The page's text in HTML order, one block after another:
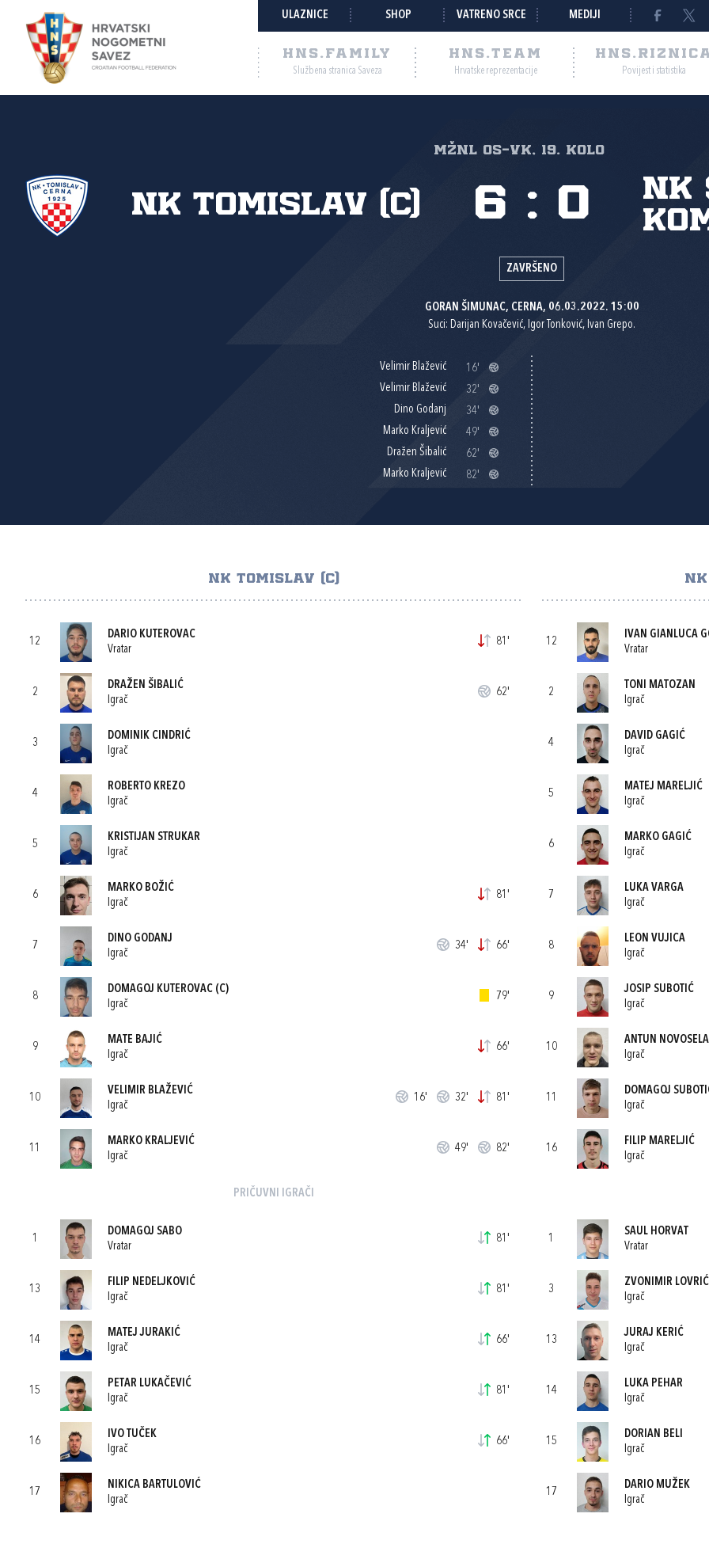
ULAZNICE SHOP VATRENO SRCE MEDIJI
HNS.FAMILY
Službena stranica Saveza
HNS.TEAM
Hrvatske reprezentacije Povijest i statistika
MŽNL Os-Vk, 19. kolo
NK Tomislav (C)
NK
6 : 0
ZAVRŠENO
GORAN ŠIMUNAC, CERNA, 06.03.2022. 15:00
Suci: Darijan Kovačević, Igor Tonković, Ivan Grepo.
Velimir Blažević
16'
Velimir Blažević
32'
Dino Godanj
34'
Marko Kraljević
49'
Dražen Šibalić
62'
Marko Kraljević
82'
NK TOMISLAV (C)
12
DARIO KUTEROVAC
Vratar
81'
2
DRAŽEN ŠIBALIĆ
Igrač
62'
3
DOMINIK CINDRIĆ
Igrač
4
ROBERTO KREZO
Igrač
5
KRISTIJAN STRUKAR
Igrač
6
MARKO BOŽIĆ
Igrač
81'
7
DINO GODANJ
Igrač
34' 66'
8
DOMAGOJ KUTEROVAC (C)
Igrač
79'
9
MATE BAJIĆ
Igrač
66'
10
VELIMIR BLAŽEVIĆ
Igrač
16' 32' 81'
11
MARKO KRALJEVIĆ
Igrač
49' 82'
PRIČUVNI IGRAČI
1
DOMAGOJ SABO
Vratar
81'
13
FILIP NEDELJKOVIĆ
Igrač
81'
14
MATEJ JURAKIĆ
Igrač
66'
15
PETAR LUKAČEVIĆ
Igrač
81'
16
IVO TUČEK
Igrač
66'
17
NIKICA BARTULOVIĆ
Igrač
12
IVAN GIANLUCA
Vratar
2
TONI MATOZAN
Igrač
4
DAVID GAGIĆ
Igrač
5
MATEJ MARELJIĆ
Igrač
6
MARKO GAGIĆ
Igrač
7
LUKA VARGA
Igrač
8
LEON VUJICA
Igrač
9
JOSIP SUBOTIĆ
Igrač
10
ANTUN
Igrač
11
DOMAGOJ
Igrač
16
FILIP MARELJIĆ
Igrač
1
SAUL HORVAT
Vratar
3
ZVONIMIR LOVRIĆ
Igrač
13
JURAJ KERIĆ
Igrač
14
LUKA PEHAR
Igrač
15
DORIAN BELI
Igrač
17
DARIO MUŽEK
Igrač